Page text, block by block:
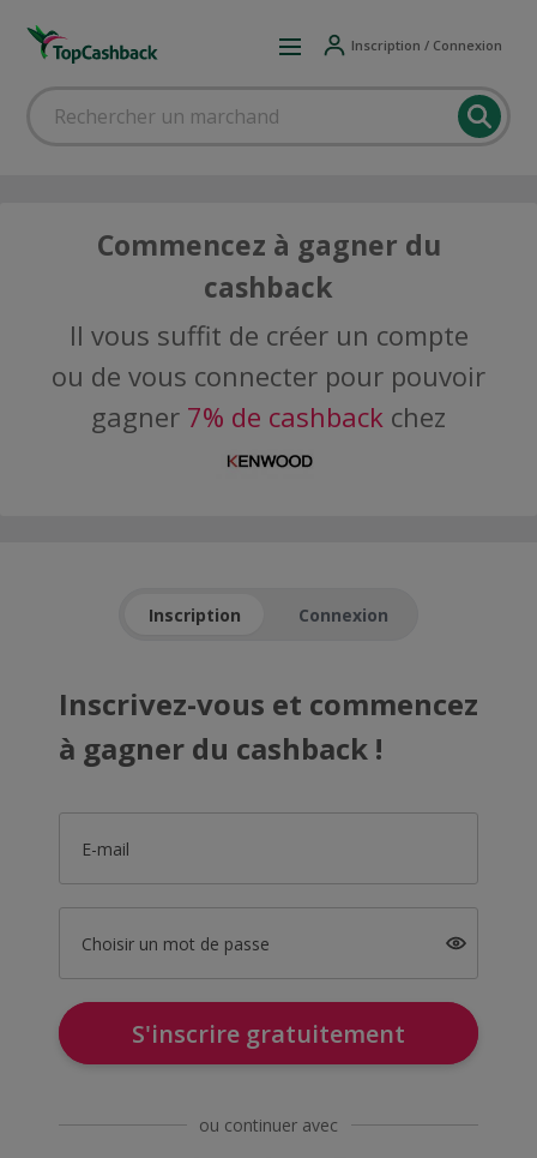
Inscription / Connexion
Commencez à gagner du
cashback
Il vous suffit de créer un compte
ou de vous connecter pour pouvoir
gagner 7% de cashback chez
Inscription Connexion
Inscrivez-vous et commencez
à gagner du cashback !
E-mail
Choisir un mot de passe
S'inscrire gratuitement
ou continuer avec